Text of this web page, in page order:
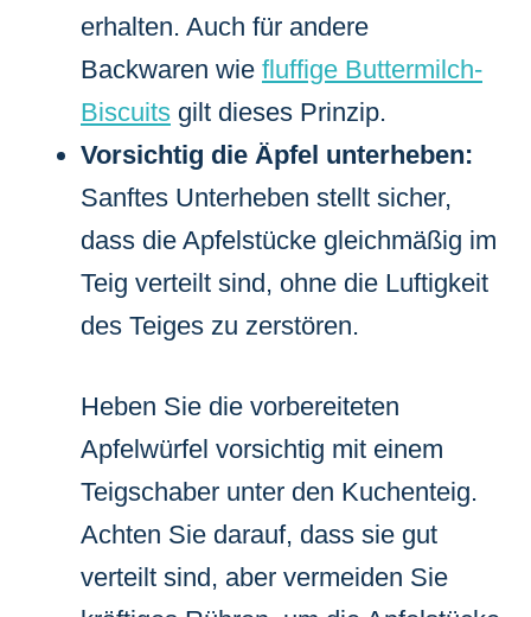
erhalten. Auch für andere
Backwaren wie fluffige Buttermilch-
Biscuits gilt dieses Prinzip.
Vorsichtig die Äpfel unterheben:
Sanftes Unterheben stellt sicher,
dass die Apfelstücke gleichmäßig im
Teig verteilt sind, ohne die Luftigkeit
des Teiges zu zerstören.
Heben Sie die vorbereiteten
Apfelwürfel vorsichtig mit einem
Teigschaber unter den Kuchenteig.
Achten Sie darauf, dass sie gut
verteilt sind, aber vermeiden Sie